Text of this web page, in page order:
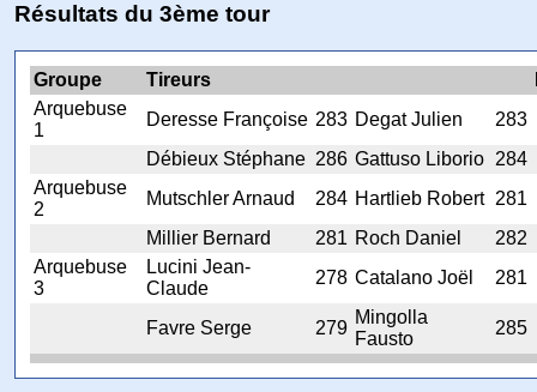
Résultats du 3ème tour
Groupe Tireurs
Arquebuse
1
Deresse Françoise 283 Degat Julien
283
Débieux Stéphane 286 Gattuso Liborio 284
Arquebuse
2
Mutschler Arnaud 284 Hartlieb Robert 281
Millier Bernard
281 Roch Daniel
282
Arquebuse
3
Lucini Jean-
Claude
278 Catalano Joël 281
Favre Serge 279
Mingolla
Fausto
285